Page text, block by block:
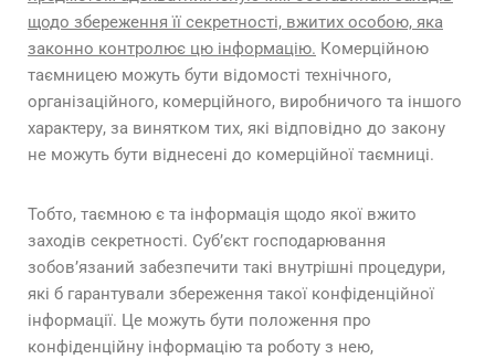
щодо збереження її секретності, вжитих особою, яка
законно контролює цю інформацію. Комерційною
таємницею можуть бути відомості технічного,
організаційного, комерційного, виробничого та іншого
характеру, за винятком тих, які відповідно до закону
не можуть бути віднесені до комерційної таємниці.
Тобто, таємною є та інформація щодо якої вжито
заходів секретності. Суб’єкт господарювання
зобов’язаний забезпечити такі внутрішні процедури,
які б гарантували збереження такої конфіденційної
інформації. Це можуть бути положення про
конфіденційну інформацію та роботу з нею,